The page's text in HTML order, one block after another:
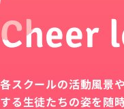
Cheer
各スクールの活動風景
する生徒たちの姿を随